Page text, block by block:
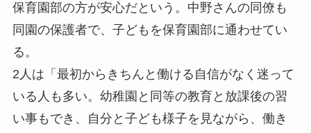
保育園部の方が安心だという。中野さんの同僚も
同園の保護者で、子どもを保育園部に通わせてい
る。
2人は「最初からきちんと働ける自信がなく迷って
いる人も多い。幼稚園と同等の教育と放課後の習
い事もでき、自分と子ども様子を見ながら、働き